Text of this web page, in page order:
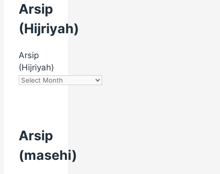
Arsip
(Hijriyah)
Arsip
(Hijriyah)
Arsip
(masehi)